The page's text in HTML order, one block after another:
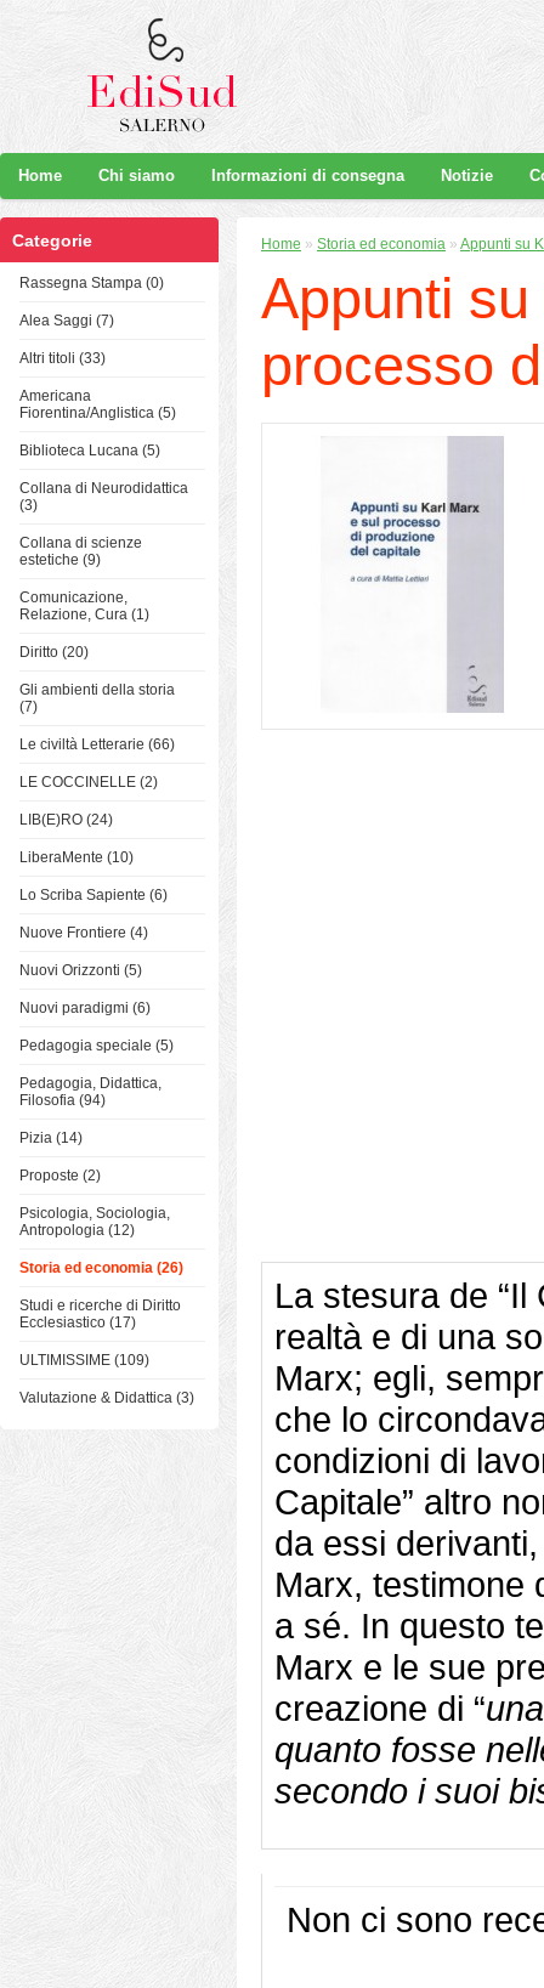
Home Chi siamo Informazioni di consegna Notizie
Categorie
Rassegna Stampa (0)
Alea Saggi (7)
Altri titoli (33)
Americana
Fiorentina/Anglistica (5)
Biblioteca Lucana (5)
Collana di Neurodidattica
(3)
Collana di scienze
estetiche (9)
Comunicazione,
Relazione, Cura (1)
Diritto (20)
Gli ambienti della storia
(7)
Le civiltà Letterarie (66)
LE COCCINELLE (2)
LIB(E)RO (24)
LiberaMente (10)
Lo Scriba Sapiente (6)
Nuove Frontiere (4)
Nuovi Orizzonti (5)
Nuovi paradigmi (6)
Pedagogia speciale (5)
Pedagogia, Didattica,
Filosofia (94)
Pizia (14)
Proposte (2)
Psicologia, Sociologia,
Antropologia (12)
Storia ed economia (26)
Studi e ricerche di Diritto
Ecclesiastico (17)
ULTIMISSIME (109)
Valutazione & Didattica (3)
Home » Storia ed economia » Appunti su
Appunti
processo
La stesura de “Il
realtà e di una
Marx; egli,
che lo
condizioni di
Capitale” altro
da essi
Marx, testimone
a sé. In questo
Marx e le sue
creazione di “
quanto fosse
secondo i suoi
Non ci sono